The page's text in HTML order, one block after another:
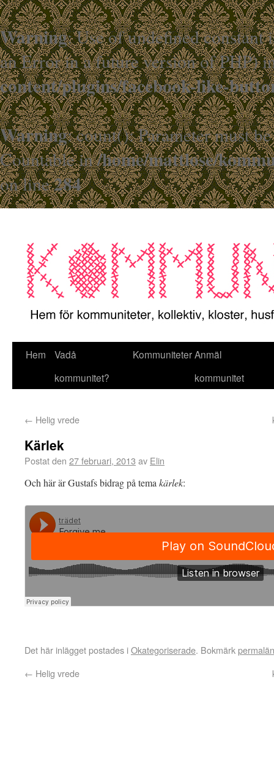
Warning: Use of undefined
an Error in a future version of PHP)
content/plugins/facebook-like-
Warning: count(): Parameter must
Countable in/home/mattlose/
on line284
Hem
Vadå
kommunitet?
KommuniteterAnmäl
kommunitet
← Helig vrede
Kärlek
Postat den 27 februari, 2013 av Elin
Och här är Gustafs bidrag på tema kärlek:
Det här inlägget postades iOkategoriserade. Bokmärk
← Helig vrede